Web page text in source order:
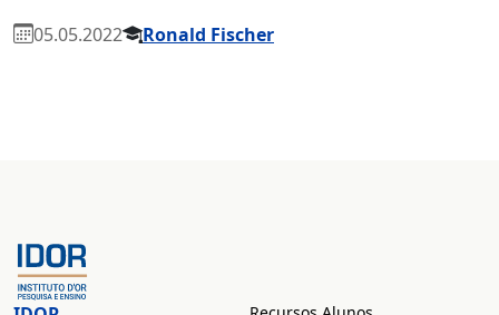
05.05.2022 Ronald Fischer